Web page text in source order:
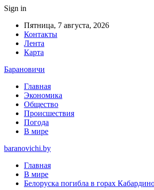
Sign in
Пятница, 7 августа, 2026
Контакты
Лента
Карта
Барановичи
Главная
Экономика
Общество
Происшествия
Погода
В мире
baranovichi.by
Главная
В мире
Белоруска погибла в горах